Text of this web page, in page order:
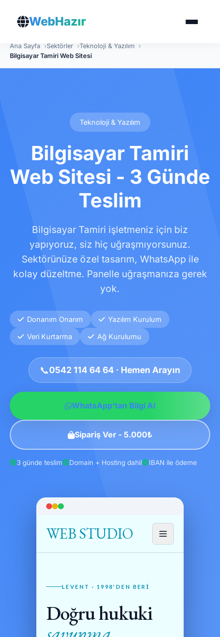
WebHazır
Ana Sayfa Sektörler
Teknoloji & Yazılım
Bilgisayar Tamiri Web Sitesi
Teknoloji & Yazılım
Bilgisayar Tamiri
Web Sitesi - 3 Günde
Teslim
Bilgisayar Tamiri işletmeniz için biz
yapıyoruz, siz hiç uğraşmıyorsunuz.
Sektörünüze özel tasarım, WhatsApp ile
kolay düzeltme. Panelle uğraşmanıza gerek
yok.
Donanım Onarım Yazılım Kurulum
Veri Kurtarma Ağ Kurulumu
📞0542 114 64 64 · Hemen Arayın
WhatsApp'tan Bilgi Al
Sipariş Ver - 5.000₺
3 günde teslim Domain + Hosting dahil IBAN ile ödeme